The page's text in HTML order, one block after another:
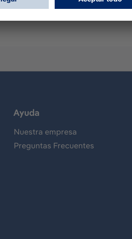
Ayuda
Nuestra empresa
Preguntas Frecuentes